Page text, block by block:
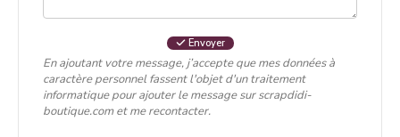
Envoyer
En ajoutant votre message, j’accepte que mes données à
caractère personnel fassent l'objet d'un traitement
informatique pour ajouter le message sur scrapdidi-
boutique.com et me recontacter.